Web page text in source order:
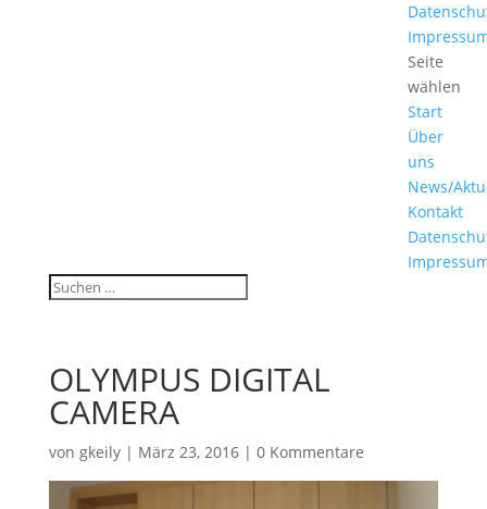
Seite
wählen
Start
Über
uns
News/
Kontakt
OLYMPUS DIGITAL
CAMERA
von gkeily| März 23, 2016| 0 Kommentare